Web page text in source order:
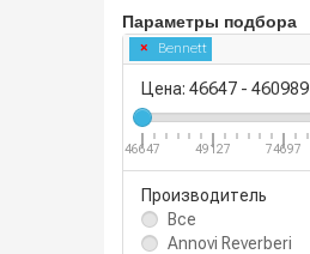
Параметры подбора
Bennett
Цена: 46647 - 460989
46647 49127 74697
Производитель
Все
Annovi Reverberi